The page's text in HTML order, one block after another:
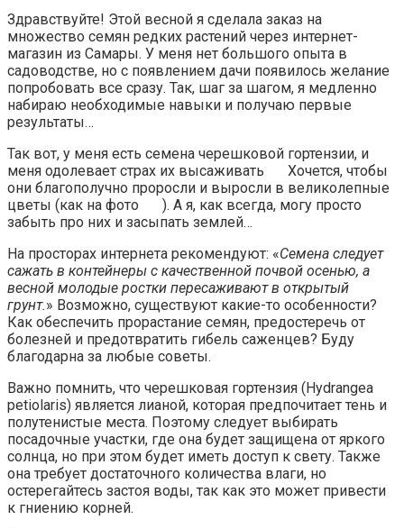
Здравствуйте! Этой весной я сделала заказ на
множество семян редких растений через интернет-
магазин из Самары. У меня нет большого опыта в
садоводстве, но с появлением дачи появилось желание
попробовать все сразу. Так, шаг за шагом, я медленно
набираю необходимые навыки и получаю первые
результаты…
Так вот, у меня есть семена черешковой гортензии, и
меня одолевает страх их высаживать
Хочется, чтобы
они благополучно проросли и выросли в великолепные
цветы (как на фото
). А я, как всегда, могу просто
забыть про них и засыпать землей…
На просторах интернета рекомендуют: «Семена следует
сажать в контейнеры с качественной почвой осенью, а
весной молодые ростки пересаживают в открытый
грунт.» Возможно, существуют какие-то особенности?
Как обеспечить прорастание семян, предостеречь от
болезней и предотвратить гибель саженцев? Буду
благодарна за любые советы.
Важно помнить, что черешковая гортензия (Hydrangea
petiolaris) является лианой, которая предпочитает тень и
полутенистые места. Поэтому следует выбирать
посадочные участки, где она будет защищена от яркого
солнца, но при этом будет иметь доступ к свету. Также
она требует достаточного количества влаги, но
остерегайтесь застоя воды, так как это может привести
к гниению корней.